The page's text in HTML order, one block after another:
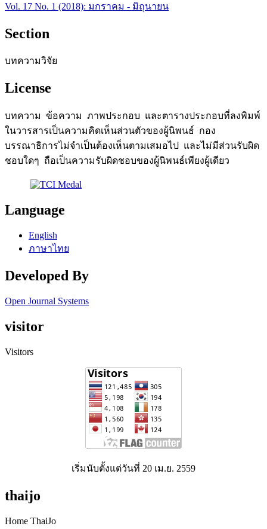
Vol. 17 No. 1 (2018): มกราคม - มิถุนายน
Section
บทความวิจัย
License
บทความ ข้อความ ภาพประกอบ และตารางประกอบที่ลงพิมพ์
ในวารสารเป็นความคิดเห็นส่วนตัวของผู้นิพนธ์ กอง
บรรณาธิการไม่จำเป็นต้องเห็นตามเสมอไป และไม่มีส่วนรับผิด
ชอบใดๆ ถือเป็นความรับผิดชอบของผู้นิพนธ์เพียงผู้เดียว
Language
English
ภาษาไทย
Developed By
Open Journal Systems
visitor
Visitors
เริ่มนับตั้งแต่วันที่ 20 เม.ย. 2559
thaijo
Home ThaiJo